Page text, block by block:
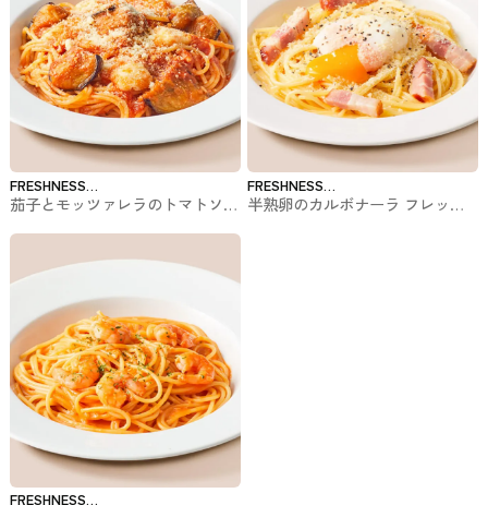
FRESHNESS
BURGER
茄子とモッツァレラのトマトソー
スタ
FRESHNESS
BURGER
半熟卵のカルボナーラ フレッシ
FRESHNESS